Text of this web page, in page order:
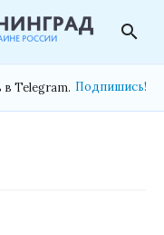
search
Telegram. Подпишись!